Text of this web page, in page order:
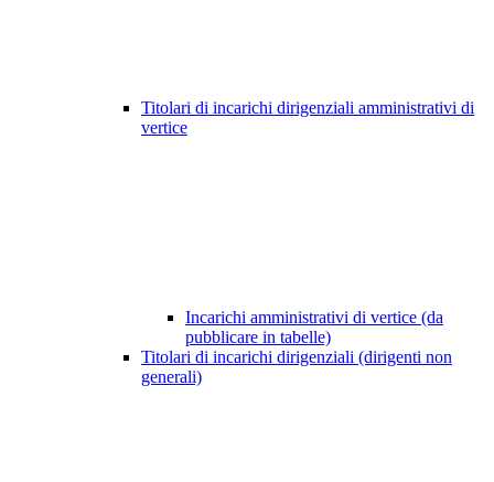
Titolari di incarichi dirigenziali amministrativi di
vertice
Incarichi amministrativi di vertice (da
pubblicare in tabelle)
Titolari di incarichi dirigenziali (dirigenti non
generali)